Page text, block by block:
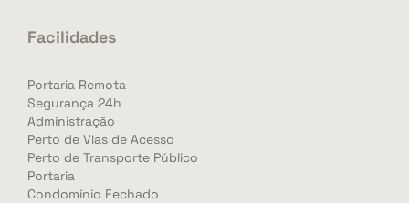
Facilidades
Portaria Remota
Segurança 24h
Administração
Perto de Vias de Acesso
Perto de Transporte Público
Portaria
Condomínio Fechado